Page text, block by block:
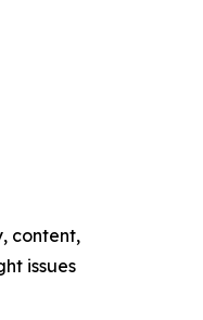
content,
issues